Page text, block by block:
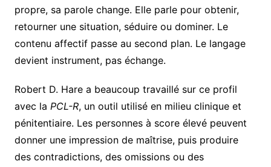
propre, sa parole change. Elle parle pour obtenir,
retourner une situation, séduire ou dominer. Le
contenu affectif passe au second plan. Le langage
devient instrument, pas échange.
Robert D. Hare a beaucoup travaillé sur ce profil
avec la PCL-R, un outil utilisé en milieu clinique et
pénitentiaire. Les personnes à score élevé peuvent
donner une impression de maîtrise, puis produire
des contradictions, des omissions ou des